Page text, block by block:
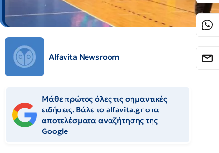
Alfavita Newsroom
Μάθε πρώτος όλες τις σημαντικές
ειδήσεις. Βάλε το alfavita.gr στα
αποτελέσματα αναζήτησης της
Google